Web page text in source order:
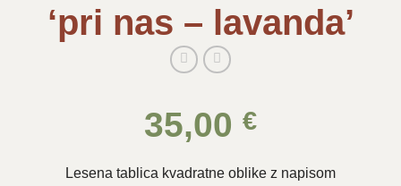
‘pri nas – lavanda’
35,00 €
Lesena tablica kvadratne oblike z napisom